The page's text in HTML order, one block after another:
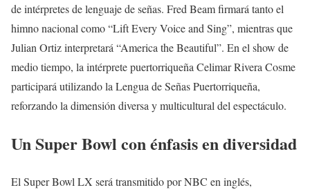
de intérpretes de lenguaje de señas. Fred Beam firmará tanto el
himno nacional como “Lift Every Voice and Sing”, mientras que
Julian Ortiz interpretará “America the Beautiful”. En el show de
medio tiempo, la intérprete puertorriqueña Celimar Rivera Cosme
participará utilizando la Lengua de Señas Puertorriqueña,
reforzando la dimensión diversa y multicultural del espectáculo.
Un Super Bowl con énfasis en diversidad
El Super Bowl LX será transmitido por NBC en inglés,